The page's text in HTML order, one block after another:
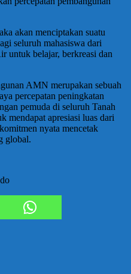
akan menciptakan suatu
seluruh mahasiswa dari
untuk belajar, berkreasi dan
AMN merupakan sebuah
percepatan peningkatan
pemuda di seluruh Tanah
mendapat apresiasi luas dari
nyata mencetak
global.